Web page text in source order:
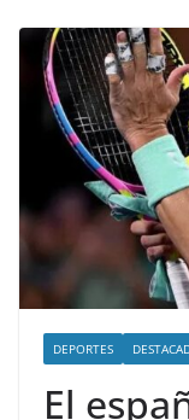
DEPORTES
El